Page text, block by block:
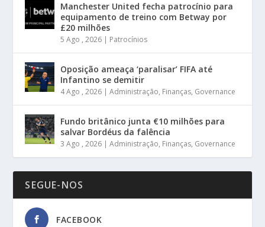
Manchester United fecha patrocínio para
equipamento de treino com Betway por
£20 milhões
5 Ago , 2026 | Patrocínios
Oposição ameaça ‘paralisar’ FIFA até
Infantino se demitir
4 Ago , 2026 |Administração, Finanças, Governance
Fundo britânico junta €10 milhões para
salvar Bordéus da falência
3 Ago , 2026 |Administração, Finanças, Governance
SEGUE-NOS
FACEBOOK